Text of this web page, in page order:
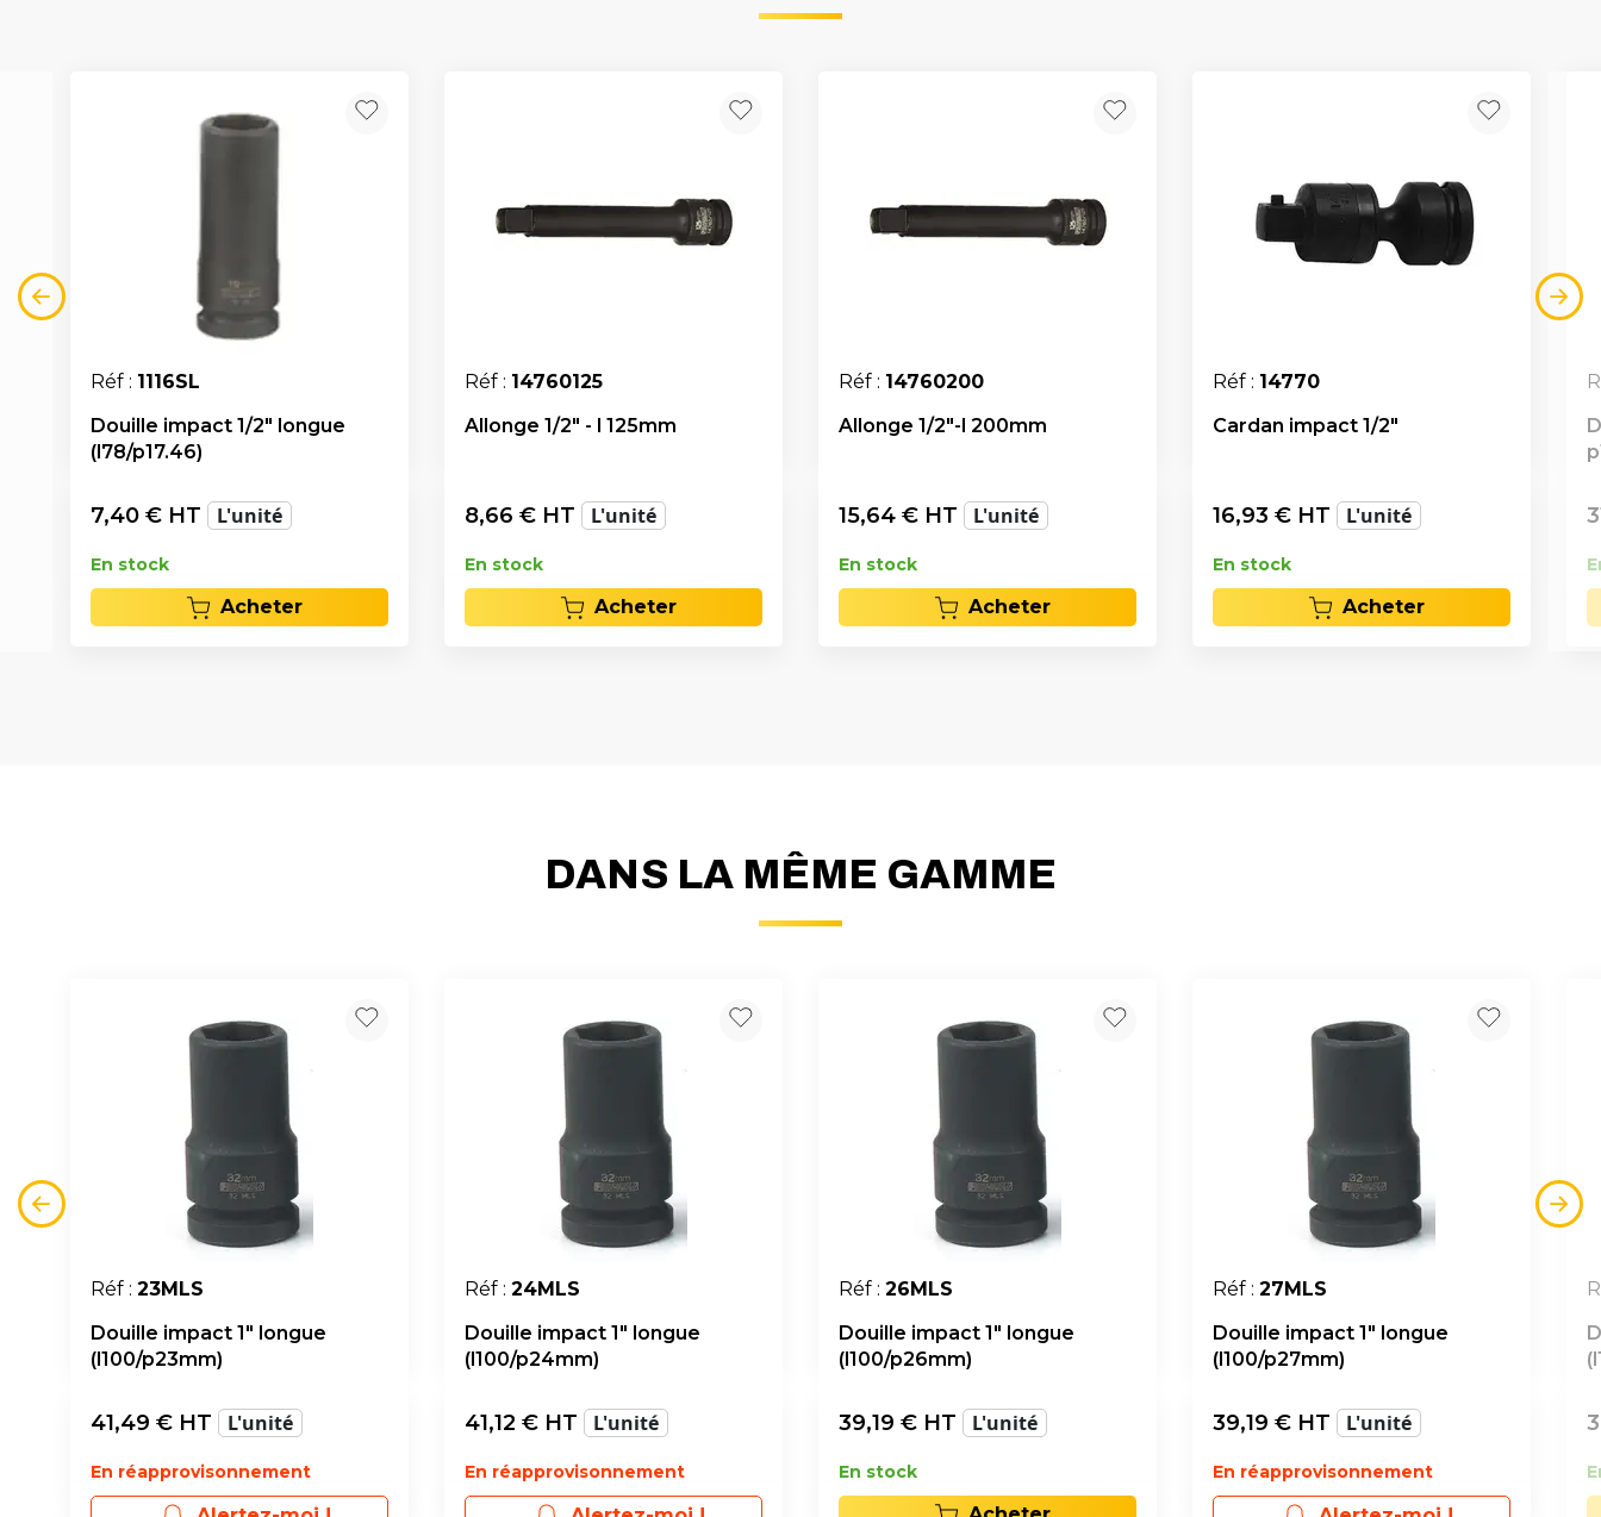
Réf : 1116SL
Douille impact 1/2" longue
(l78/p17.46)
7,40 € HT L'unité
En stock
Acheter
Réf : 14760125
Allonge 1/2" - l 125mm
8,66 € HT L'unité
En stock
Acheter
Réf : 14760200
Allonge 1/2"-l 200mm
15,64 € HT L'unité
En stock
Acheter
Réf : 14770
Cardan impact 1/2"
16,93 € HT L'unité
En stock
Acheter
DANS LA MÊME GAMME
Réf : 23MLS
Douille impact 1" longue
(l100/p23mm)
41,49 € HT L'unité
En réapprovisonnement
Réf : 24MLS
Douille impact 1" longue
(l100/p24mm)
41,12 € HT L'unité
En réapprovisonnement
Réf : 26MLS
Douille impact 1" longue
(l100/p26mm)
39,19 € HT L'unité
En stock
Réf : 27MLS
Douille impact 1" longue
(l100/p27mm)
39,19 € HT L'unité
En réapprovisonnement